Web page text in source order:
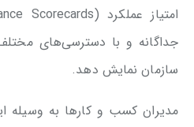
جداگانه و با دسترسی‌های
سازمان نمایش دهد.
مدیران کسب و کارها به وسیله